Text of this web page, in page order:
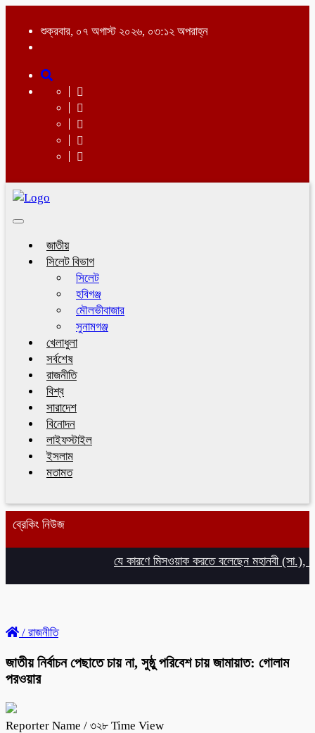
শুক্রবার, ০৭ অগাস্ট ২০২৬, ০৩:১২ অপরাহ্ন
Toggle
জাতীয়
সিলেট বিভাগ
সিলেট
হবিগঞ্জ
মৌলভীবাজার
সুনামগঞ্জ
খেলাধুলা
সর্বশেষ
রাজনীতি
বিশ্ব
সারাদেশ
বিনোদন
লাইফস্টাইল
ইসলাম
মতামত
ব্রেকিং নিউজ
যে কারণে মিসওয়াক করতে বলেছেন মহানবী (সা.),
/ রাজনীতি
জাতীয় নির্বাচন পেছাতে চায় না, সুষ্ঠু পরিবেশ চায় জামায়াত: গোলাম
পরওয়ার
Reporter Name / ৩২৮ Time View